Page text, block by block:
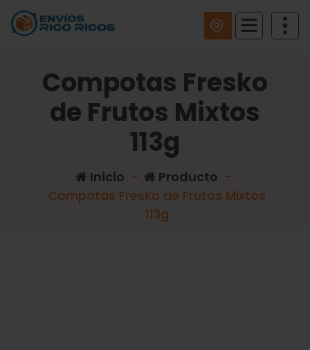
Compotas Fresko
de Frutos Mixtos
113g
Inicio - Producto -
Compotas Fresko de Frutos Mixtos
113g